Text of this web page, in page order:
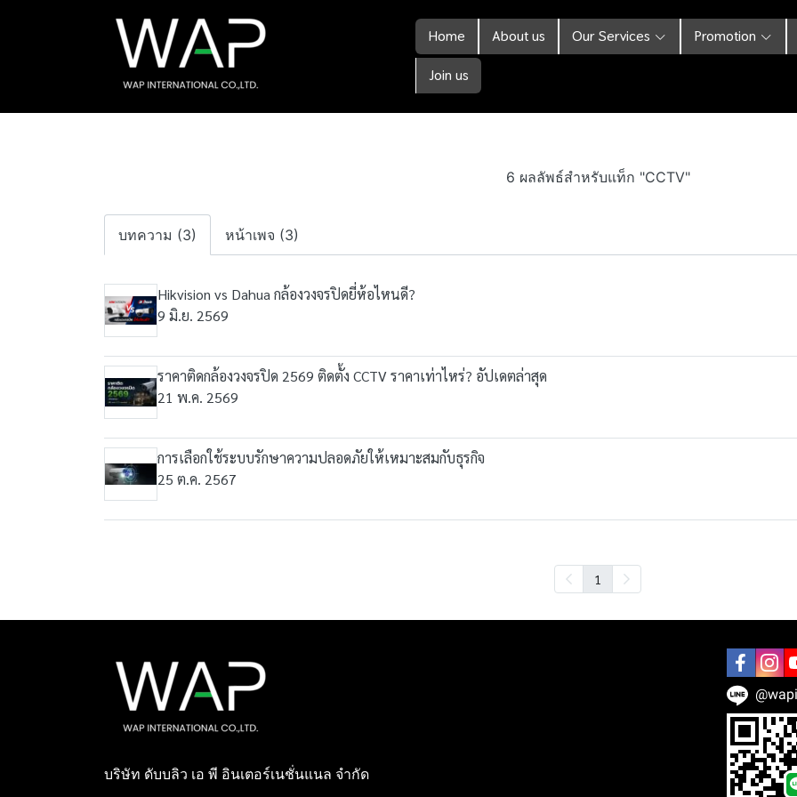
Home About us Our Services Promotion
Join us
6 ผลลัพธ์สำหรับแท็ก "CCTV"
บทความ (3) หน้าเพจ (3)
Hikvision vs Dahua กล้องวงจรปิดยี่ห้อไหนดี?
9 มิ.ย. 2569
ราคาติดกล้องวงจรปิด 2569 ติดตั้ง CCTV ราคาเท่าไหร่? อัปเดตล่าสุด
21 พ.ค. 2569
การเลือกใช้ระบบรักษาความปลอดภัยให้เหมาะสมกับธุรกิจ
25 ต.ค. 2567
1
บริษัท ดับบลิว เอ พี อินเตอร์เนชั่นแนล จำกัด